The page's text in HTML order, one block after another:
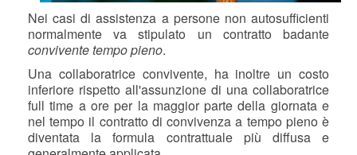
Nei casi di assistenza a persone non autosufficienti
normalmente va stipulato un contratto badante
convivente tempo pieno.
Una collaboratrice convivente, ha inoltre un costo
inferiore rispetto all'assunzione di una collaboratrice
full time a ore per la maggior parte della giornata e
nel tempo il contratto di convivenza a tempo pieno è
diventata la formula contrattuale più diffusa e